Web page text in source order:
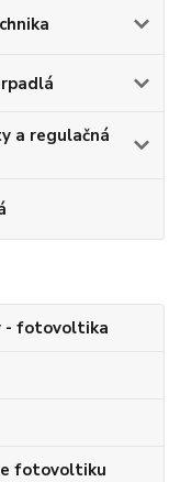
a regulačná
- fotovoltika
fotovoltiku